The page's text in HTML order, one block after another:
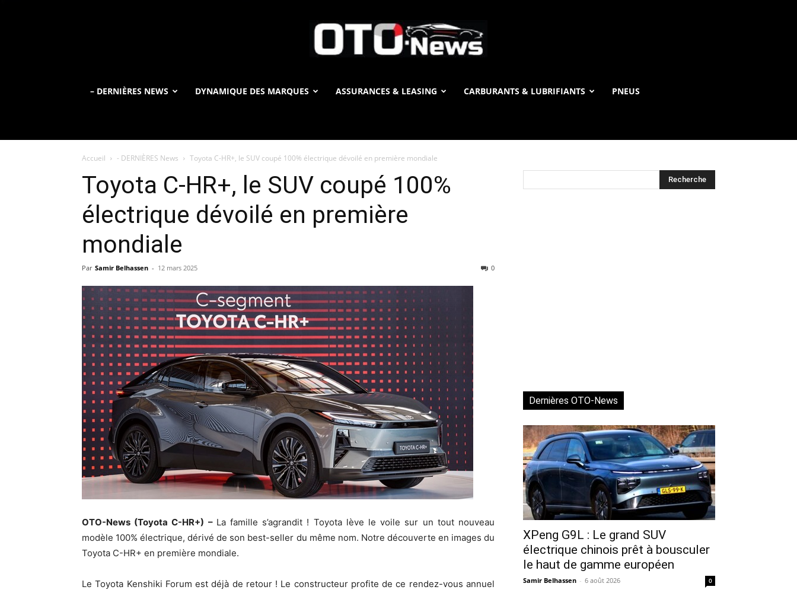
OTO
– DERNIÈRES NEWS DYNAMIQUE DES MARQUES ASSURANCES & LEASING CARBURANTS & LUBRIFIANTS PNEUS
Accueil - DERNIÈRES News Toyota C-HR+, le SUV coupé 100% électrique dévoilé en première mondiale
Toyota C-HR+, le SUV coupé 100%
électrique dévoilé en première
mondiale
Par Samir Belhassen - 12 mars 2025 0
OTO-News (Toyota C-HR+) – La famille s’agrandit ! Toyota lève le voile sur un tout nouveau
modèle 100% électrique, dérivé de son best-seller du même nom. Notre découverte en images du
Toyota C-HR+ en première mondiale.
Le Toyota Kenshiki Forum est déjà de retour ! Le constructeur profite de ce rendez-vous annuel
Dernières OTO-News
XPeng G9L : Le grand SUV
électrique chinois prêt à bousculer
le haut de gamme européen
Samir Belhassen - 6 août 2026 0